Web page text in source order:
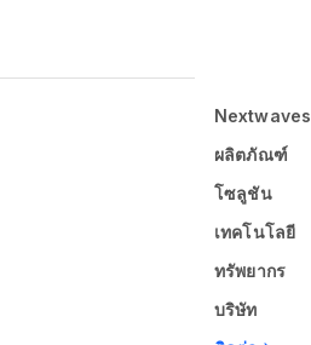
Nextwaves
ผลิตภัณฑ์
โซลูชัน
เทคโนโลยี
ทรัพยากร
บริษัท